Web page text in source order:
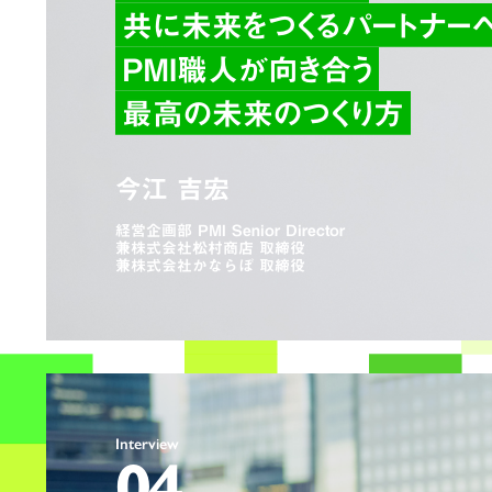
共に未来をつくるパートナー
PMI職人が向き合う
最高の未来のつくり方
今江 吉宏
経営企画部 PMI Senior Director
兼株式会社松村商店 取締役
兼株式会社かならぼ 取締役
Interview